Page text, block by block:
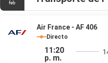
feb
Air France - AF 406
Directo
11:20
p. m.